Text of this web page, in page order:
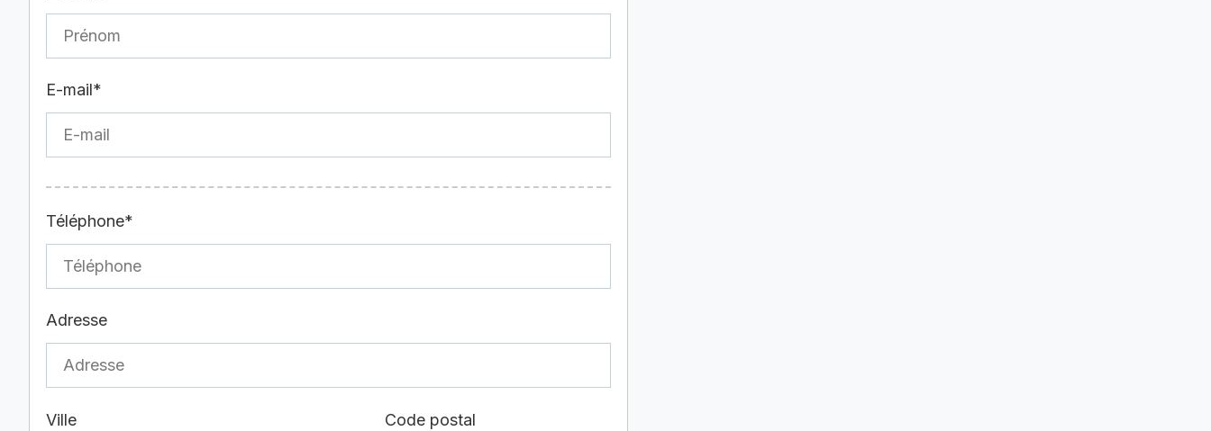
E-mail*
Téléphone*
Adresse
Ville Code postal